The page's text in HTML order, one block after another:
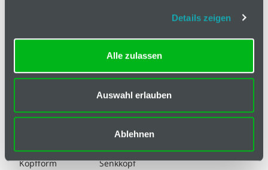
Details zeigen
Alle zulassen
Auswahl erlauben
Ablehnen
DIN 7991
verzinkt
Farbe silberfarbig
2.23 g
Kopfform Senkkopf